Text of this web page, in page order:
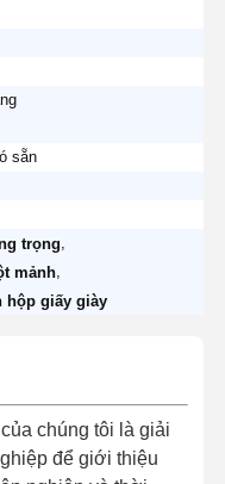
sẵn
trọng
mảnh
hộp giấy giày
chúng tôi là giải
để giới thiệu